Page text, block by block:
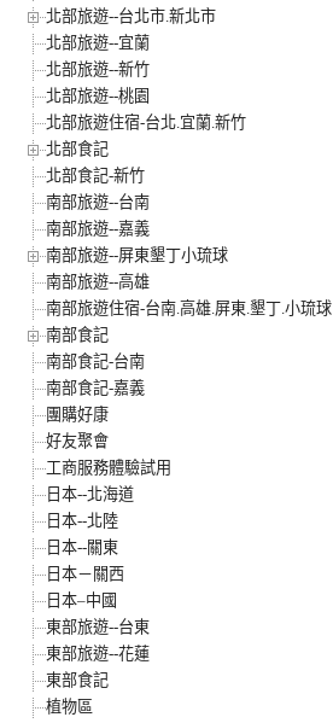
北部旅遊--台北市.新北市
北部旅遊--宜蘭
北部旅遊--新竹
北部旅遊--桃園
北部旅遊住宿-台北.宜蘭.新竹
北部食記
北部食記-新竹
南部旅遊--台南
南部旅遊--嘉義
南部旅遊--屏東墾丁小琉球
南部旅遊--高雄
南部旅遊住宿-台南.高雄.屏東.墾丁.小琉球
南部食記
南部食記-台南
南部食記-嘉義
團購好康
好友聚會
工商服務體驗試用
日本--北海道
日本--北陸
日本--關東
日本－關西
日本–中國
東部旅遊--台東
東部旅遊--花蓮
東部食記
植物區